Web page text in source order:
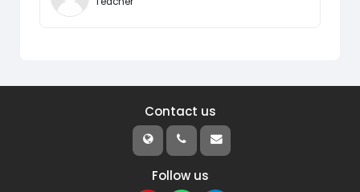
Contact us
Follow us